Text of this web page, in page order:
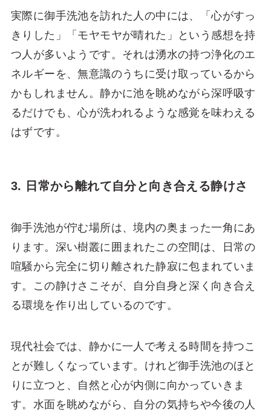
実際に御手洗池を訪れた人の中には、「心がすっ
きりした」「モヤモヤが晴れた」という感想を持
つ人が多いようです。それは湧水の持つ浄化のエ
ネルギーを、無意識のうちに受け取っているから
かもしれません。静かに池を眺めながら深呼吸す
るだけでも、心が洗われるような感覚を味わえる
はずです。
3. 日常から離れて自分と向き合える静けさ
御手洗池が佇む場所は、境内の奥まった一角にあ
ります。深い樹叢に囲まれたこの空間は、日常の
喧騒から完全に切り離された静寂に包まれていま
す。この静けさこそが、自分自身と深く向き合え
る環境を作り出しているのです。
現代社会では、静かに一人で考える時間を持つこ
とが難しくなっています。けれど御手洗池のほと
りに立つと、自然と心が内側に向かっていきま
す。水面を眺めながら、自分の気持ちや今後の人